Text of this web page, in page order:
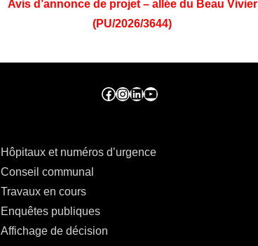
Avis d’annonce de projet – allée du Beau Vivier
(PU/2026/3644)
Facebook ville de seraing Instragram ville de seraing linkedin – ville de seraing YouTube
Hôpitaux et numéros d’urgence
Conseil communal
Travaux en cours
Enquêtes publiques
Affichage de décision